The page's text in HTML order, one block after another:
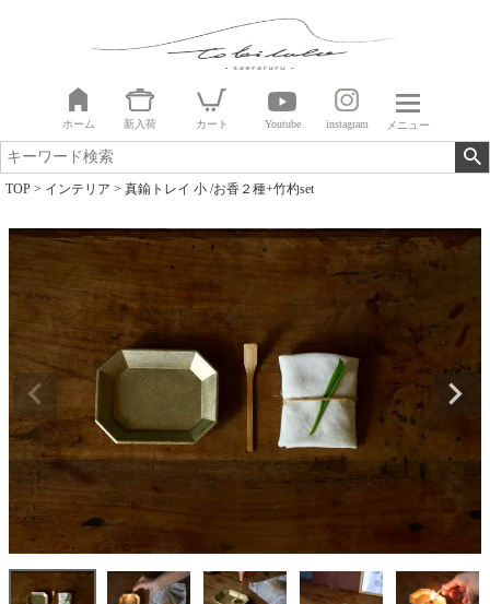
ホーム 新入荷 カート Youtube instagram メニュー
TOP インテリア 真鍮トレイ 小 /お香２種+竹杓set